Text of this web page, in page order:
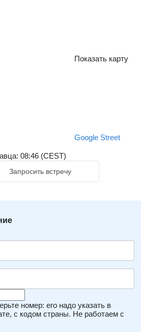
Показать карту
Google Street
08:46 (CEST)
Запросить встречу
номер: его надо указать в
с кодом страны. Не работаем с